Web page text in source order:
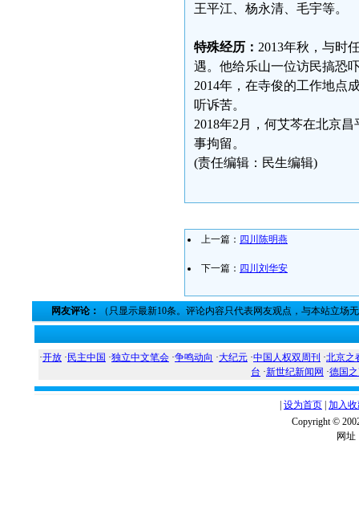
王平江、杨永清、毛宇等。
特殊经历： 2013年秋，与时
遇。他给乐山一位访民搞恐
2014年，在寺俊的工作地点
听诉苦。
2018年2月，何艾芩在北京
事拘留。
(责任编辑：民生编辑)
上一篇： 四川陈明燕
下一篇： 四川刘华安
网友评论： （只显示最新10条。评论内容只代表网友观点，与本站立场
·开放 · 民主中国 ·独立中文笔会 ·争鸣动向 ·大纪元 ·中国人权双周刊 ·北京之
台 ·新世纪新闻网 ·德国
设为首页 加入
Copyright ©
网址